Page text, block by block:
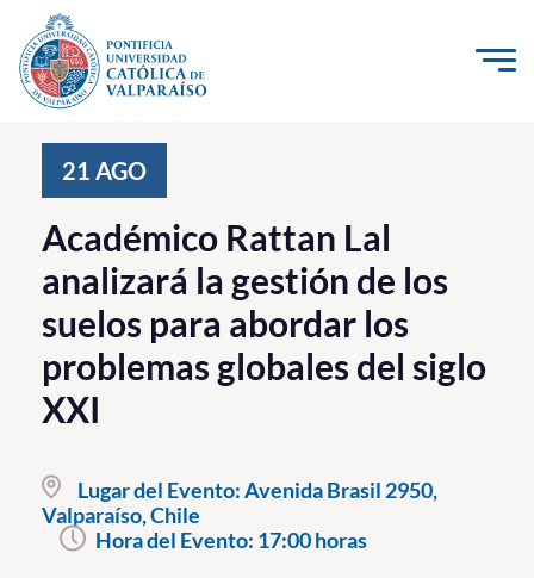
Click acá para ir directamente al contenido
Investigación, Creación e Innovación
PUCV Internacional
Vinculación con el Medio
Admisión
Pregrado
Postgrado
Formación Continua
21 AGO
Académico Rattan Lal
analizará la gestión de los
suelos para abordar los
problemas globales del siglo
XXI
Lugar del Evento:Avenida Brasil 2950,
Valparaíso, Chile
Hora del Evento: 17:00 horas